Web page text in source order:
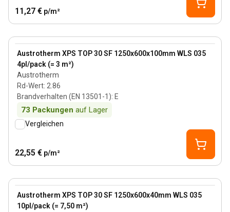
11,27 € p/m²
Austrotherm XPS TOP 30 SF 1250x600x100mm WLS 035
4pl/pack (= 3 m²)
Austrotherm
Rd-Wert: 2.86
Brandverhalten (EN 13501-1): E
73 Packungen auf Lager
View product
Vergleichen
22,55 € p/m²
Austrotherm XPS TOP 30 SF 1250x600x40mm WLS 035
10pl/pack (= 7,50 m²)
View product